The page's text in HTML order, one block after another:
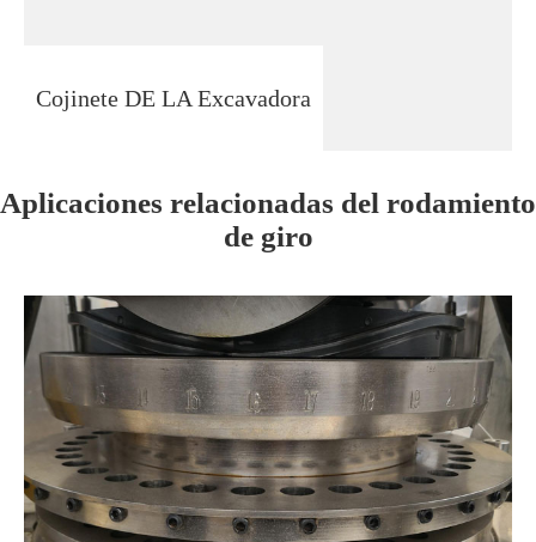
Cojinete DE LA Excavadora
Aplicaciones relacionadas del rodamiento
de giro